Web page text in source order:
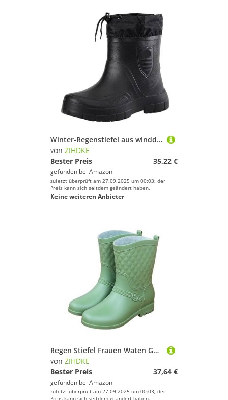
Winter-Regenstiefel aus winddichter Baumwolle for Herren, warm, leicht, Knöchel-Regenstiefel, for Reinschlüpfen, Regenschuhe for, wasserdicht, Arbeitsstiefel Für Industrie Handwerk(39)
von ZIHDKE
Bester Preis
35,22 €
gefunden bei Amazon
zuletzt überprüft am 27.09.2025 um 00:03; der
Preis kann sich seitdem geändert haben.
Keine weiteren Anbieter
Regen Stiefel Frauen Waten Gummistiefel Plüsch Warme Winter Weibliche Galoschen Regenstiefel Frau Für Industrie Handwerk(Green,40)
von ZIHDKE
Bester Preis
37,64 €
gefunden bei Amazon
zuletzt überprüft am 27.09.2025 um 00:03; der
Preis kann sich seitdem geändert haben.